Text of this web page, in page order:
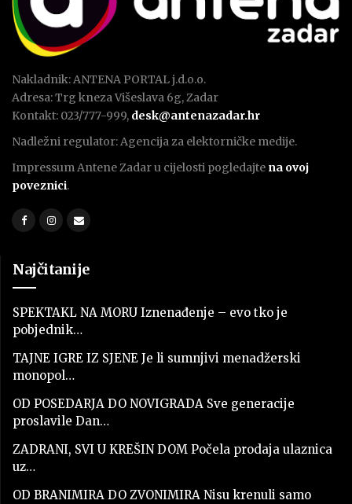
Nakladnik: ANTENA PORTAL j.d.o.o.
Adresa: Trg kneza Višeslava 6g, Zadar
Kontakt: 023/777-999, desk@antenazadar.hr
Nadležni regulator: Agencija za elektorničke medije.
Impressum Antene Zadar u cijelosti pogledajte na ovoj
poveznici.
Najčitanije
SPEKTAKL NA MORU Iznenađenje – evo tko je
pobjednik…
TAJNE IGRE IZ SJENE Je li sumnjivi menadžerski
monopol…
OD POSEDARJA DO NOVIGRADA Sve generacije
proslavile Dan…
ZADRANI, SVI U KREŠIN DOM Počela prodaja ulaznica
uz…
OD BRANIMIRA DO ZVONIMIRA Nisu krenuli samo